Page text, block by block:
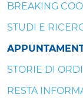
BREAKING
STUDI E
STORIE DI
RESTA